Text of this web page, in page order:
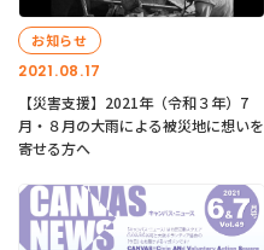
2021.08.17
お知らせ
【災害支援】2021年（令和３年）7
月・８月の大雨による被災地に想いを
寄せる方へ